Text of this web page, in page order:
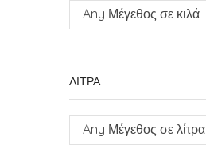
Any Μέγεθος σε κιλά
ΛΙΤΡΑ
Any Μέγεθος σε λίτρα